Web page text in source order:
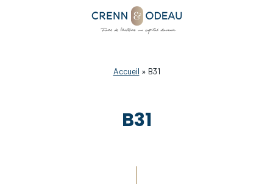
Accueil » B31
B31